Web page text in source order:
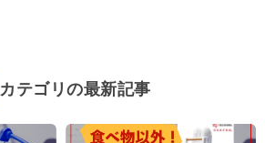
カテゴリの最新記事